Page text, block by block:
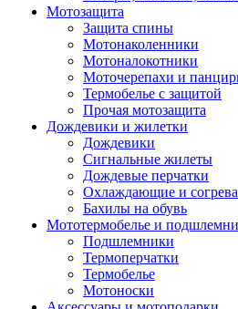
Мотозащита
Защита спины
Мотонаколенники
Мотоналокотники
Моточерепахи и
Термобелье с защитой
Прочая мотозащита
Дождевики и жилетки
Дождевики
Сигнальные жилеты
Дождевые перчатки
Охлаждающие и
Бахилы на обувь
Мототермобелье и
Подшлемники
Термоперчатки
Термобелье
Мотоноски